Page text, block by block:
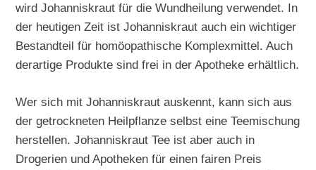
wird Johanniskraut für die Wundheilung verwendet. In
der heutigen Zeit ist Johanniskraut auch ein wichtiger
Bestandteil für homöopathische Komplexmittel. Auch
derartige Produkte sind frei in der Apotheke erhältlich.
Wer sich mit Johanniskraut auskennt, kann sich aus
der getrockneten Heilpflanze selbst eine Teemischung
herstellen. Johanniskraut Tee ist aber auch in
Drogerien und Apotheken für einen fairen Preis